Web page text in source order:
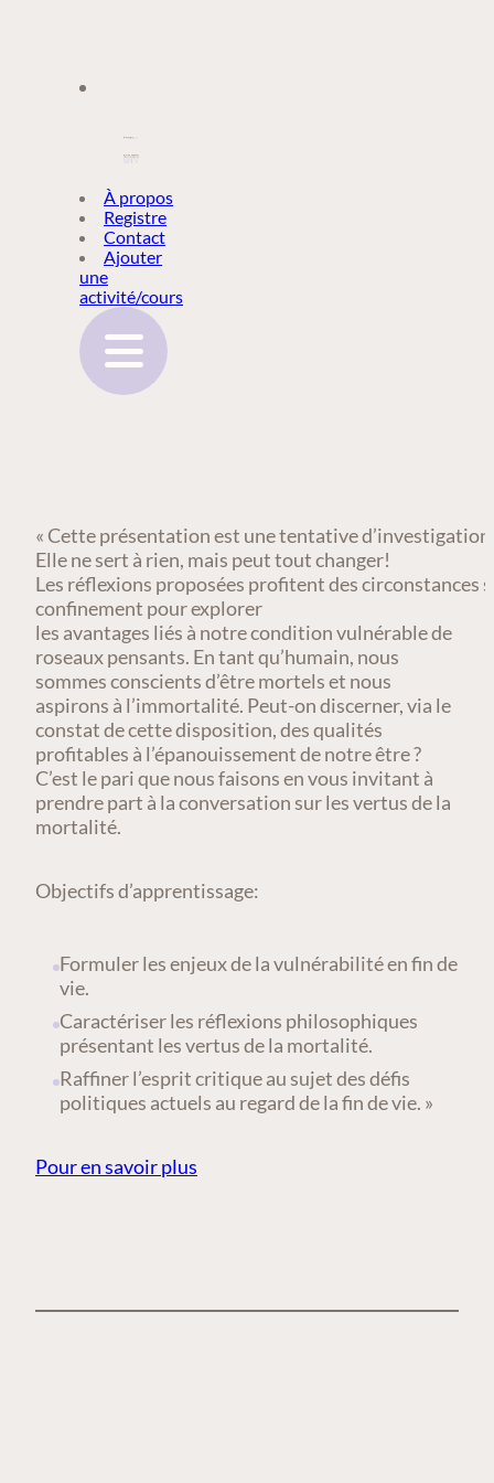
REGISTRE
CONTACT
À propos
Registre
Contact
Ajouter
une
activité/cours
« Cette présentation est une tentative
Elle ne sert à rien, mais peut tout changer!
Les réflexions proposées profitent des circonstances
confinement pour explorer
les avantages liés à notre condition vulnérable de
roseaux pensants. En tant qu’humain, nous
sommes conscients d’être mortels et nous
aspirons à l’immortalité. Peut-on discerner, via le
constat de cette disposition, des qualités
profitables à l’épanouissement de notre être ?
C’est le pari que nous faisons en vous invitant à
prendre part à la conversation sur les vertus de la
mortalité.
Objectifs d’apprentissage:
Formuler les enjeux de la vulnérabilité en fin de
vie.
Caractériser les réflexions philosophiques
présentant les vertus de la mortalité.
Raffiner l’esprit critique au sujet des défis
politiques actuels au regard de la fin de vie. »
Pour en savoir plus